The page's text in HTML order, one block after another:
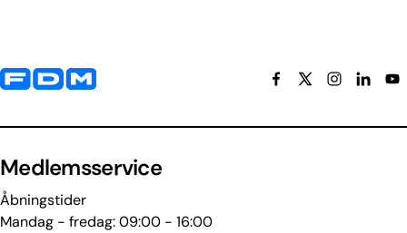
Yderligere information og kontaktoplysninger
Medlemsservice
Åbningstider
Mandag - fredag: 09:00 - 16:00